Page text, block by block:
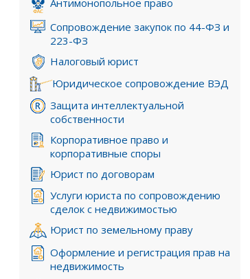
Изменение состава участников
Антимонопольное право
Сопровождение закупок по 44-ФЗ и
223-ФЗ
Налоговый юрист
Юридическое сопровождение ВЭД
Защита интеллектуальной
собственности
Корпоративное право и
корпоративные споры
Юрист по договорам
Услуги юриста по сопровождению
сделок с недвижимостью
Юрист по земельному праву
Оформление и регистрация прав на
недвижимость